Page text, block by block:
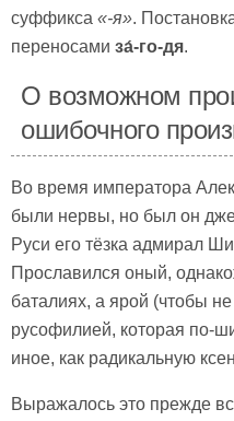
суффикса «-я».
переносами за́-го-дя.
О возможном
ошибочного
Во время императора
были нервы, но был он
Руси его тёзка адмирал
Прославился оный,
баталиях, а ярой (чтобы не
русофилией, которая по-
иное, как радикальную
Выражалось это прежде